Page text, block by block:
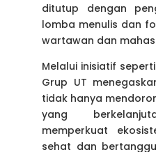
ditutup dengan
lomba menulis dan
wartawan dan
Melalui inisiatif
Grup UT
tidak hanya
yang
memperkuat
sehat dan